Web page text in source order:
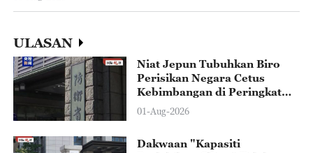
ULASAN
Niat Jepun Tubuhkan Biro
Perisikan Negara Cetus
Kebimbangan di Peringkat
Global
01-Aug-2026
Dakwaan "Kapasiti